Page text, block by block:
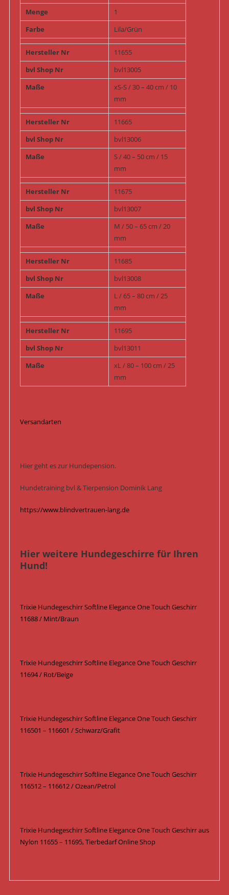
Menge
1
Farbe
Lila/Grün
Hersteller Nr
11655
bvl Shop Nr
bvl13005
Maße
xS-S / 30 – 40 cm / 10
mm
Hersteller Nr
11665
bvl Shop Nr
bvl13006
Maße
S / 40 – 50 cm / 15
mm
Hersteller Nr
11675
bvl Shop Nr
bvl13007
Maße
M / 50 – 65 cm / 20
mm
Hersteller Nr
11685
bvl Shop Nr
bvl13008
Maße
L / 65 – 80 cm / 25
mm
Hersteller Nr
11695
bvl Shop Nr
bvl13011
Maße
xL / 80 – 100 cm / 25
mm
Versandarten
Hier geht es zur Hundepension.
Hundetraining bvl & Tierpension Dominik Lang
https://www.blindvertrauen-lang.de
Hier weitere Hundegeschirre für Ihren
Hund!
Trixie Hundegeschirr Softline Elegance One Touch Geschirr
11688 / Mint/Braun
Trixie Hundegeschirr Softline Elegance One Touch Geschirr
11694 / Rot/Beige
Trixie Hundegeschirr Softline Elegance One Touch Geschirr
116501 – 116601 / Schwarz/Grafit
Trixie Hundegeschirr Softline Elegance One Touch Geschirr
116512 – 116612 / Ozean/Petrol
Trixie Hundegeschirr Softline Elegance One Touch Geschirr aus
Nylon 11655 – 11695, Tierbedarf Online Shop